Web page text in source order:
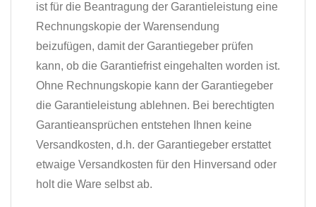
ist für die Beantragung der Garantieleistung eine
Rechnungskopie der Warensendung
beizufügen, damit der Garantiegeber prüfen
kann, ob die Garantiefrist eingehalten worden ist.
Ohne Rechnungskopie kann der Garantiegeber
die Garantieleistung ablehnen. Bei berechtigten
Garantieansprüchen entstehen Ihnen keine
Versandkosten, d.h. der Garantiegeber erstattet
etwaige Versandkosten für den Hinversand oder
holt die Ware selbst ab.